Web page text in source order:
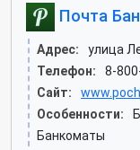
Почта
Адрес:
улица
Телефон:
8-
Сайт:
Особенности:
Банкоматы